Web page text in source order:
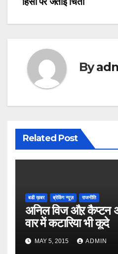
By
Related Post
बडी ख़बर ब्रेकिंग न्यूज़ राजनीति
अनिल विज औऱ कैप्टन
वार में कटारिया भी कूदे
MAY 5, 2015 ADMIN